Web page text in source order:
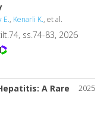
E., Kenarli K., et al.
ss.74-83, 2026
2025
A Rare